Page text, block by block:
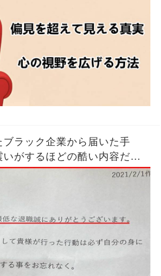
ブラック企業から届いた手
がするほどの酷い内容だっ